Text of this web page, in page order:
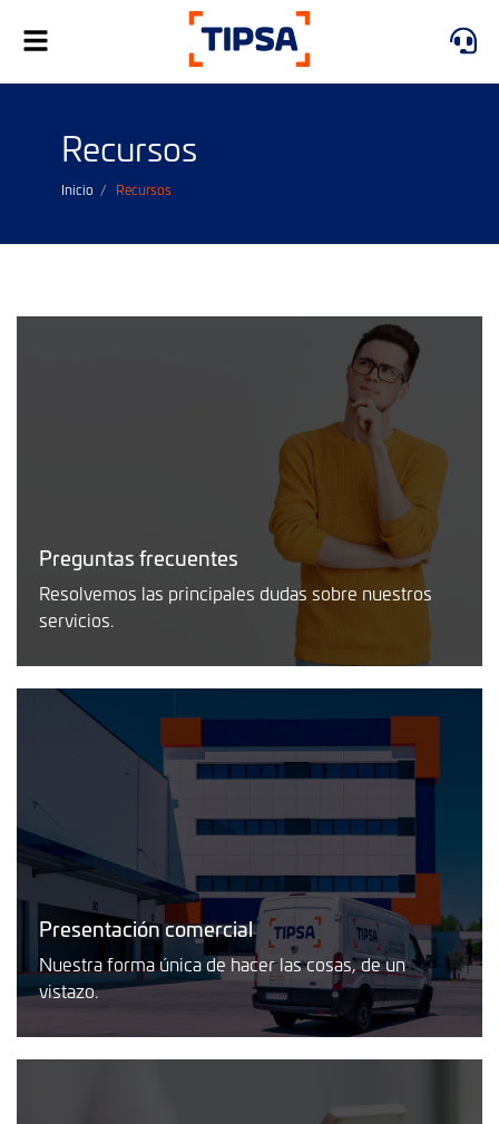
Alternar
navegación
Recursos
Inicio Recursos
Preguntas frecuentes
Resolvemos las principales dudas sobre nuestros
servicios.
Presentación comercial
Nuestra forma única de hacer las cosas, de un
vistazo.